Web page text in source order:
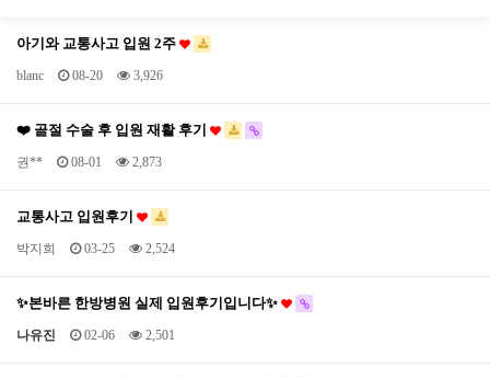
아기와 교통사고 입원 2주
blanc 08-20 3,926
❤️ 골절 수술 후 입원 재활 후기
권** 08-01 2,873
교통사고 입원후기
박지희 03-25 2,524
✨️본바른 한방병원 실제 입원후기입니다✨️
나유진 02-06 2,501